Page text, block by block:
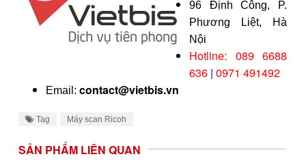
96 Định Công, P.
Phương Liệt, Hà
Nội
Hotline: 089 6688
636 | 0971 491492
Email: contact@vietbis.vn
Tag Máy scan Ricoh
SẢN PHẨM LIÊN QUAN